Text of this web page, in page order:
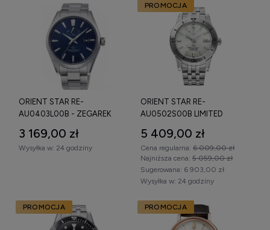
ORIENT STAR RE-
AU0403L00B - ZEGAREK
3 169,00 zł
Wysyłka w: 24 godziny
ORIENT STAR RE-
AU0502S00B LIMITED
5 409,00 zł
Cena regularna: 6 009,00 zł
Najniższa cena: 5 059,00 zł
Wysyłka w: 24 godziny
Sugerowana: 6 903,00 zł
PROMOCJA
PROMOCJA PROMOCJA